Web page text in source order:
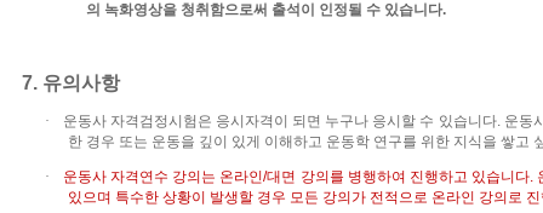
의 녹화영상을 청취함으로써 출석이 인정될 수 있습니다.
7. 유의사항
· 운동사 자격검정시험은 응시자격이 되면 누구나 응시할 수 있습니다. 운동
한 경우 또는 운동을 깊이 있게 이해하고 운동학 연구를 위한 지식을 쌓고
· 운동사 자격연수 강의는 온라인/대면 강의를 병행하여 진행하고 있습니다.
있으며 특수한 상황이 발생할 경우 모든 강의가 전적으로 온라인 강의로